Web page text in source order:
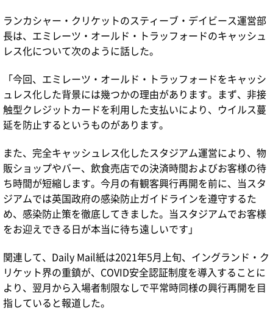
ランカシャー・クリケットのスティーブ・デイビース運営部
長は、エミレーツ・オールド・トラッフォードのキャッシュ
レス化について次のように話した。
「今回、エミレーツ・オールド・トラッフォードをキャッシ
ュレス化した背景には幾つかの理由があります。まず、非接
触型クレジットカードを利用した支払いにより、ウイルス蔓
延を防止するというものがあります。
また、完全キャッシュレス化したスタジアム運営により、物
販ショップやバー、飲食売店での決済時間およびお客様の待
ち時間が短縮します。今月の有観客興行再開を前に、当スタ
ジアムでは英国政府の感染防止ガイドラインを遵守するた
め、感染防止策を徹底してきました。当スタジアムでお客様
をお迎えできる日が本当に待ち遠しいです」
関連して、Daily Mail紙は2021年5月上旬、イングランド・ク
リケット界の重鎮が、COVID安全認証制度を導入することに
より、翌月から入場者制限なしで平常時同様の興行再開を目
指していると報道した。